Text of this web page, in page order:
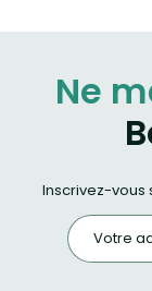
Ne
Inscrivez-vous